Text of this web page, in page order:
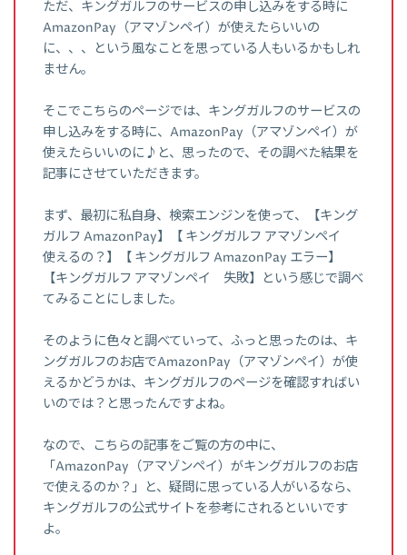
ただ、キングガルフのサービスの申し込みをする時に
AmazonPay（アマゾンペイ）が使えたらいいの
に、、、という風なことを思っている人もいるかもしれ
ません。
そこでこちらのページでは、キングガルフのサービスの
申し込みをする時に、AmazonPay（アマゾンペイ）が
使えたらいいのに♪と、思ったので、その調べた結果を
記事にさせていただきます。
まず、最初に私自身、検索エンジンを使って、【キング
ガルフ AmazonPay】【 キングガルフ アマゾンペイ
使えるの？】【 キングガルフ AmazonPay エラー】
【キングガルフ アマゾンペイ 失敗】という感じで調べ
てみることにしました。
そのように色々と調べていって、ふっと思ったのは、キ
ングガルフのお店でAmazonPay（アマゾンペイ）が使
えるかどうかは、キングガルフのページを確認すればい
いのでは？と思ったんですよね。
なので、こちらの記事をご覧の方の中に、
「AmazonPay（アマゾンペイ）がキングガルフのお店
で使えるのか？」と、疑問に思っている人がいるなら、
キングガルフの公式サイトを参考にされるといいです
よ。